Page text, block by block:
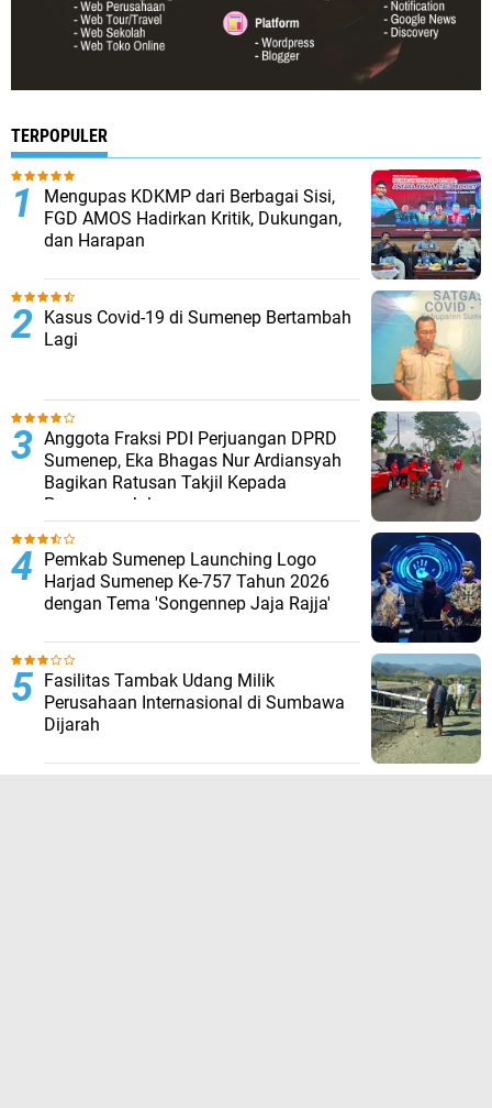
TERPOPULER
Mengupas KDKMP dari Berbagai Sisi,
FGD AMOS Hadirkan Kritik, Dukungan,
dan Harapan
Kasus Covid-19 di Sumenep Bertambah
Lagi
Anggota Fraksi PDI Perjuangan DPRD
Sumenep, Eka Bhagas Nur Ardiansyah
Bagikan Ratusan Takjil Kepada
Pengguna Jalan
Pemkab Sumenep Launching Logo
Harjad Sumenep Ke-757 Tahun 2026
dengan Tema 'Songennep Jaja Rajja'
Fasilitas Tambak Udang Milik
Perusahaan Internasional di Sumbawa
Dijarah